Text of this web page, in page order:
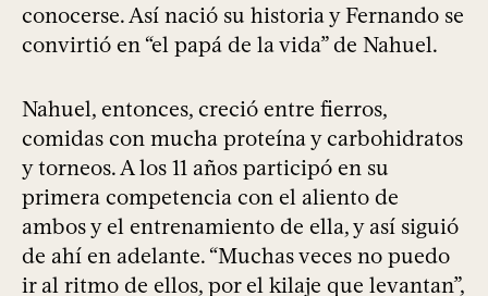
conocerse. Así nació su historia y Fernando se
convirtió en “el papá de la vida” de Nahuel.
Nahuel, entonces, creció entre fierros,
comidas con mucha proteína y carbohidratos
y torneos. A los 11 años participó en su
primera competencia con el aliento de
ambos y el entrenamiento de ella, y así siguió
de ahí en adelante. “Muchas veces no puedo
ir al ritmo de ellos, por el kilaje que levantan”,